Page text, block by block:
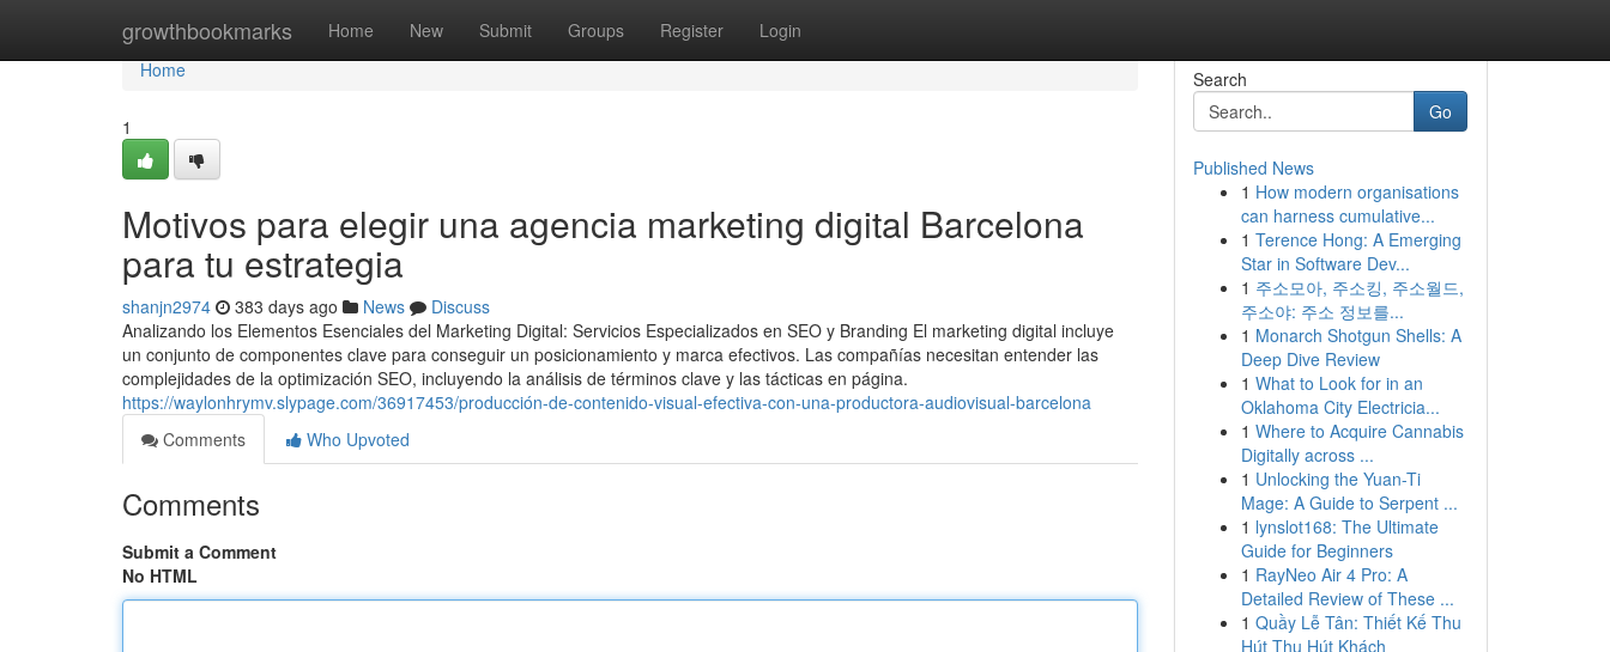
growthbookmarks Home New Submit Groups Register Login
Home
Home
1
Motivos para elegir una agencia marketing digital Barcelona
para tu estrategia
shanjn2974 383 days ago News
Discuss
Analizando los Elementos Esenciales del Marketing Digital: Servicios Especializados en SEO y Branding El marketing digital incluye
un conjunto de componentes clave para conseguir un posicionamiento y marca efectivos. Las compañías necesitan entender las
complejidades de la optimización SEO, incluyendo la análisis de términos clave y las tácticas en página.
https://waylonhrymv.slypage.com/36917453/producción-de-contenido-visual-efectiva-con-una-productora-audiovisual-barcelona
Comments
Who Upvoted
Comments
Submit a Comment
No HTML
Search
Go
Published News
1 How modern organisations
can harness cumulative...
1 Terence Hong: A Emerging
Star in Software Dev...
1 주소모아, 주소킹, 주소월드,
주소야: 주소 정보를...
1 Monarch Shotgun Shells: A
Deep Dive Review
1 What to Look for in an
Oklahoma City Electricia...
1 Where to Acquire Cannabis
Digitally across ...
1 Unlocking the Yuan-Ti
Mage: A Guide to Serpent ...
1 lynslot168: The Ultimate
Guide for Beginners
1 RayNeo Air 4 Pro: A
Detailed Review of These ...
1 Quầy Lễ Tân: Thiết Kế Thu
Hút Thu Hút Khách